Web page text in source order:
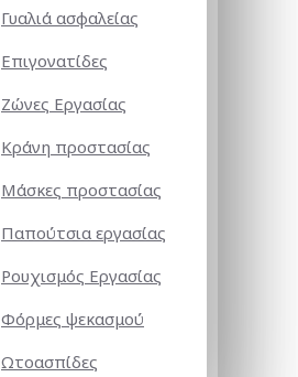
Γυαλιά ασφαλείας
Επιγονατίδες
Ζώνες Εργασίας
Κράνη προστασίας
Μάσκες προστασίας
Παπούτσια εργασίας
Ρουχισμός Εργασίας
Φόρμες ψεκασμού
Ωτοασπίδες